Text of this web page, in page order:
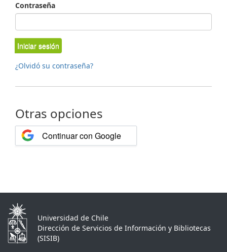
Contraseña
Iniciar sesión
¿Olvidó su contraseña?
Otras opciones
Continuar con Google
Universidad de Chile
Dirección de Servicios de Información y Bibliotecas
(SISIB)